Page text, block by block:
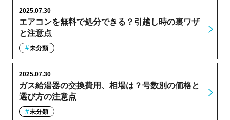
エアコンを無料で処分できる？引越し時の裏ワザ
と注意点
2025.07.30
未分類
ガス給湯器の交換費用、相場は？号数別の価格と
選び方の注意点
2025.07.30
未分類